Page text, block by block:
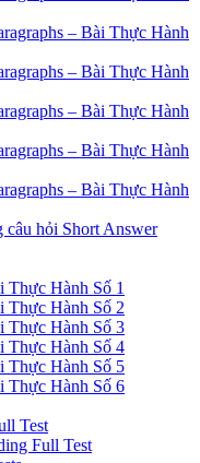
– Bài Thực Hành
– Bài Thực Hành
– Bài Thực Hành
– Bài Thực Hành
– Bài Thực Hành
hỏi Short Answer
Thực Hành Số 1
Thực Hành Số 2
Thực Hành Số 3
Thực Hành Số 4
Thực Hành Số 5
Thực Hành Số 6
Test
Full Test